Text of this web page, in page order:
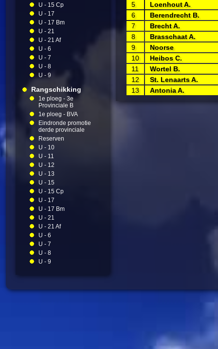
U - 15 Cp
U - 17
U - 17 Bm
U - 21
U - 21 Af
U - 6
U - 7
U - 8
U - 9
Rangschikking
1e ploeg - 3e
Provinciale B
1e ploeg - BVA
Eindronde promotie
derde provinciale
Reserven
U - 10
U - 11
U - 12
U - 13
U - 15
U - 15 Cp
U - 17
U - 17 Bm
U - 21
U - 21 Af
U - 6
U - 7
U - 8
U - 9
5
Loenhout A.
6
Berendrecht B.
7
Brecht A.
8
Brasschaat A.
9
Noorse
10
Heibos C.
11
Wortel B.
12
St. Lenaarts A.
13
Antonia A.